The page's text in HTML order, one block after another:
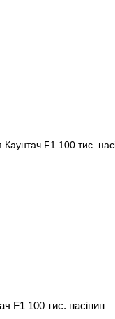
F1 100 тис. насінин